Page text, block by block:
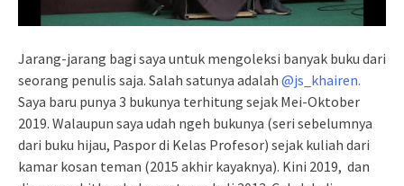
Jarang-jarang bagi saya untuk mengoleksi banyak buku dari
seorang penulis saja. Salah satunya adalah @js_khairen.
Saya baru punya 3 bukunya terhitung sejak Mei-Oktober
2019. Walaupun saya udah ngeh bukunya (seri sebelumnya
dari buku hijau, Paspor di Kelas Profesor) sejak kuliah dari
kamar kosan teman (2015 akhir kayaknya). Kini 2019, dan